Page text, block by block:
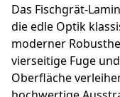
Das Fischgrät-
die edle Optik
moderner
vierseitige Fuge
Oberfläche